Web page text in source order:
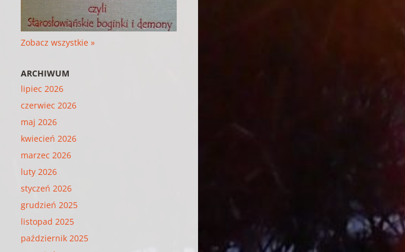
Zobacz wszystkie »
ARCHIWUM
lipiec 2026
czerwiec 2026
maj 2026
kwiecień 2026
marzec 2026
luty 2026
styczeń 2026
grudzień 2025
listopad 2025
październik 2025